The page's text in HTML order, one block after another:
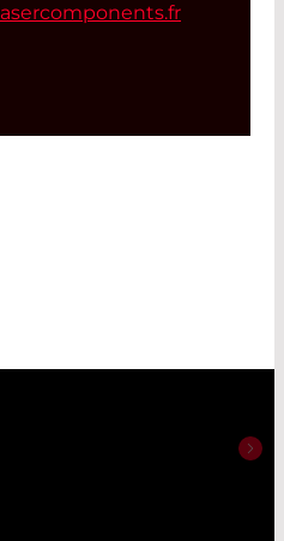
lasercomponents.fr